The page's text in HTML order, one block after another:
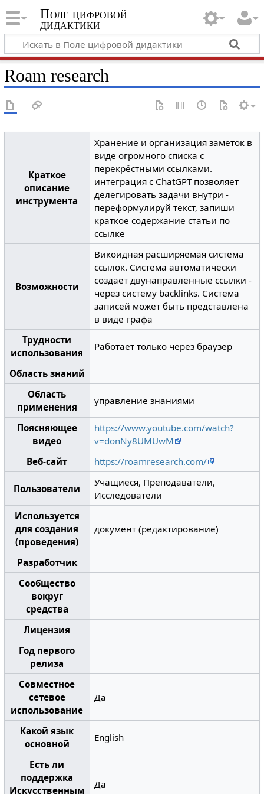
Поле цифровой
дидактики
Roam research
Краткое
описание
инструмента
Хранение и организация заметок в
виде огромного списка с
перекрёстными ссылками.
интеграция с ChatGPT позволяет
делегировать задачи внутри -
переформулируй текст, запиши
краткое содержание статьи по
ссылке
Возможности
Викоидная расширяемая система
ссылок. Система автоматически
создает двунаправленные ссылки -
через систему backlinks. Система
записей может быть представлена
в виде графа
Трудности
использования
Работает только через браузер
Область знаний
Область
применения
управление знаниями
Поясняющее
видео
https://www.youtube.com/watch?
v=donNy8UMUwM
Веб-сайт
https://roamresearch.com/
Пользователи
Учащиеся, Преподаватели,
Исследователи
Используется
для создания
(проведения)
документ (редактирование)
Разработчик
Сообщество
вокруг
средства
Лицензия
Год первого
релиза
Совместное
сетевое
использование
Да
Какой язык
основной
English
Есть ли
поддержка
Искусственным
Да